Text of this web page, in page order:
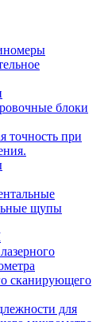
блоки
точность при
щупы
сканирующего
для